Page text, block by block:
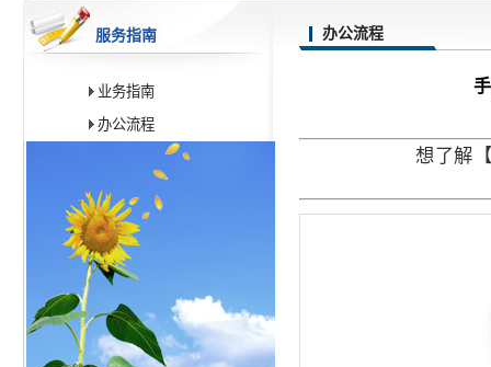
服务指南
业务指南
办公流程
办公流程
想了解